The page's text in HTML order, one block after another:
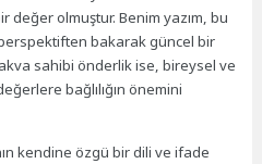
değer olmuştur. Benim yazım, bu
bakarak güncel bir
sahibi önderlik ise, bireysel ve
bağlılığın önemini
kendine özgü bir dili ve ifade